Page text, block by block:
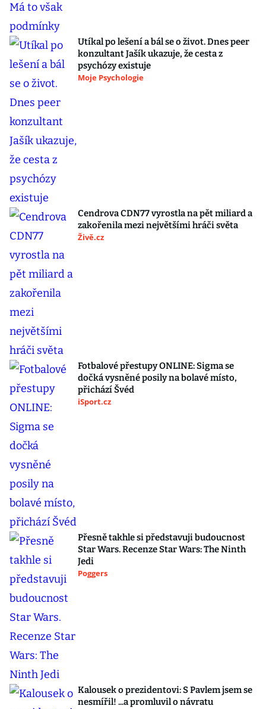
Utíkal po lešení a bál se o život. Dnes peer
konzultant Jašík ukazuje, že cesta z
psychózy existuje
Moje Psychologie
Cendrova CDN77 vyrostla na pět miliard a
zakořenila mezi největšími hráči světa
Živě.cz
Fotbalové přestupy ONLINE: Sigma se
dočká vysněné posily na bolavé místo,
přichází Švéd
iSport.cz
Přesně takhle si představuji budoucnost
Star Wars. Recenze Star Wars: The Ninth
Jedi
Poggers
Kalousek o prezidentovi: S Pavlem jsem se
nesmířil! ...a promluvil o návratu